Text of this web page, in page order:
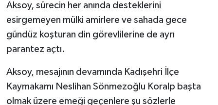
Aksoy, sürecin her anında desteklerini
esirgemeyen mülki amirlere ve sahada gece
gündüz koşturan din görevlilerine de ayrı
parantez açtı.
Aksoy, mesajının devamında Kadışehri İlçe
Kaymakamı Neslihan Sönmezoğlu Koralp başta
olmak üzere emeği geçenlere şu sözlerle